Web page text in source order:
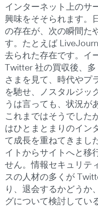
インターネット上のサ
興味をそそられます。
の存在が、次の瞬間た
す。たとえば
去られた存在です。
イ
Twitter 社の買収後、
さまを見て、時代やプ
を馳せ、ノスタルジッ
うは言っても、状況が
これまではそうでした
はひとまとまりのイン
て成長を重ねてきまし
イトからサイトへと移
せん。情報セキュリテ
スの人材の多くが
り、退会するかどうか
グについて検討してい